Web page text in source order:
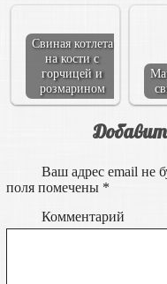
Свиная котлета
на кости с
горчицей и
розмарином
Ваш адрес email не
поля помечены *
Комментарий